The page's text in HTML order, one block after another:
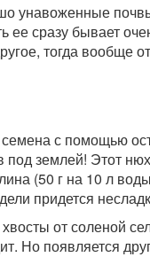
унавоженные
ее сразу бывает
тогда вообще
с помощью
под землей! Этот
(50 г на 10 л
придется
от соленой
Но появляется